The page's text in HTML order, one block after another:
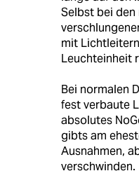
Selbst bei den
mit
Leuchteinheit
Bei normalen
fest verbaute
absolutes
gibts am
Ausnahmen,
verschwinden.